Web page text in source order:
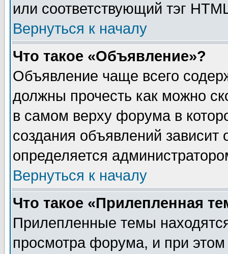
или соответствующий тэг
Вернуться к началу
Что такое «Объявление»?
Объявление чаще всего
должны прочесть как можно
в самом верху форума в
создания объявлений зависит
определяется
Вернуться к началу
Что такое «Прилепленная
Прилепленные темы
просмотра форума, и при